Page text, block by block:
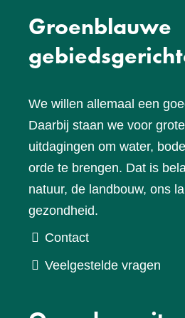
Groenblauwe
We willen allemaal een
Daarbij staan we voor
uitdagingen om water,
orde te brengen. Dat is
natuur, de landbouw, ons
gezondheid.
Contact
Veelgestelde vragen